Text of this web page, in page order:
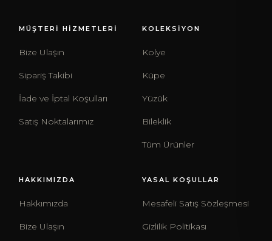
MÜŞTERİ HİZMETLERİ
Bize Ulaşın
Sipariş Takibi
İade ve İptal Koşulları
Satış Noktalarımız
KOLEKSİYON
Kolye
Küpe
Yüzük
Bileklik
Tüm Ürünler
HAKKIMIZDA
Hakkımızda
Bize Ulaşın
YASAL KOŞULLAR
Mesafeli Satış Sözleşmesi
Gizlilik Politikası